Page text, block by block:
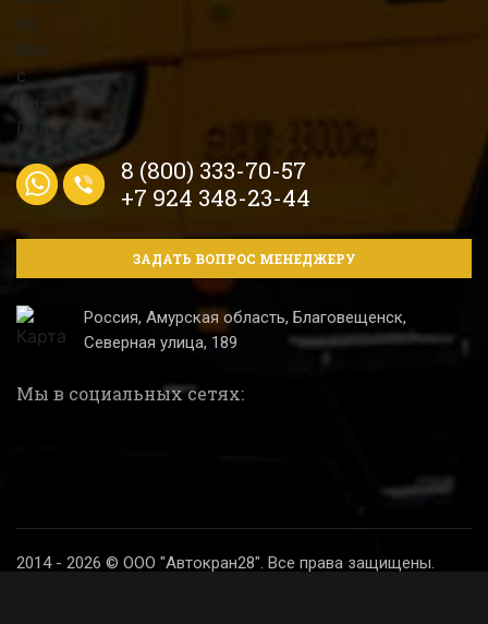
8 (800) 333-70-57
+7 924 348-23-44
ЗАДАТЬ ВОПРОС МЕНЕДЖЕРУ
Россия, Амурская область, Благовещенск,
Северная улица, 189
Мы в социальных сетях:
2014 - 2026 © ООО "Автокран28". Все права защищены.